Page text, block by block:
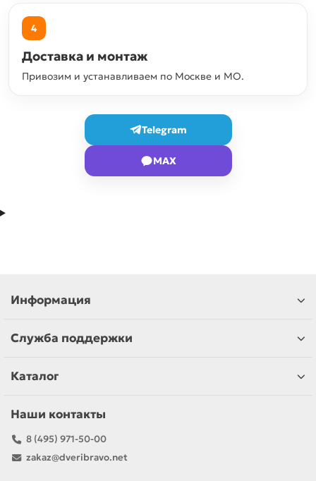
4
Доставка и монтаж
Привозим и устанавливаем по Москве и МО.
Telegram
MAX
Информация
Служба поддержки
Каталог
Наши контакты
8 (495) 971-50-00
zakaz@dveribravo.net